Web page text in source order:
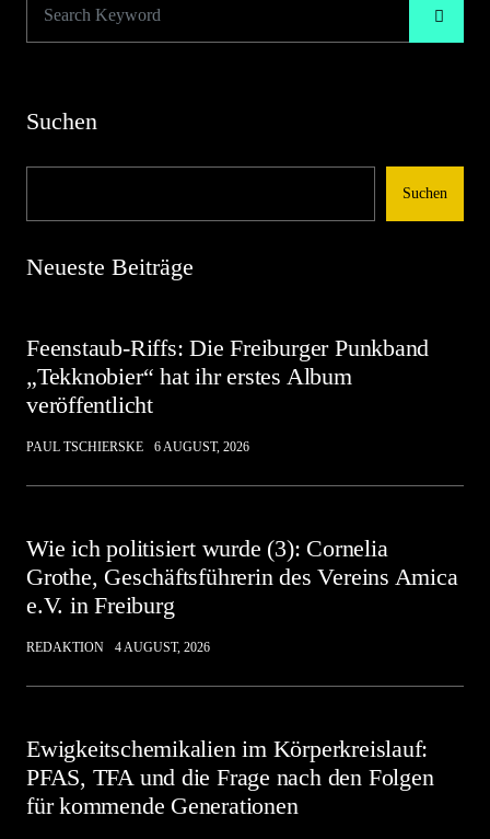
Suchen
Suchen
Neueste Beiträge
Feenstaub-Riffs: Die Freiburger Punkband
„Tekknobier“ hat ihr erstes Album
veröffentlicht
PAUL TSCHIERSKE 6 AUGUST, 2026
Wie ich politisiert wurde (3): Cornelia
Grothe, Geschäftsführerin des Vereins Amica
e.V. in Freiburg
REDAKTION 4 AUGUST, 2026
Ewigkeitschemikalien im Körperkreislauf:
PFAS, TFA und die Frage nach den Folgen
für kommende Generationen